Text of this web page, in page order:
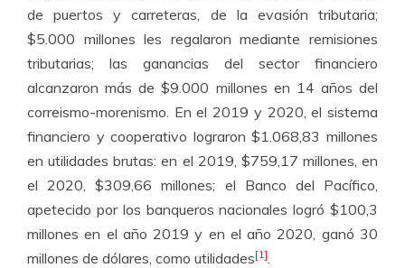
de puertos y carreteras, de la evasión tributaria;
$5.000 millones les regalaron mediante remisiones
tributarias; las ganancias del sector financiero
alcanzaron más de $9.000 millones en 14 años del
correismo-morenismo. En el 2019 y 2020, el sistema
financiero y cooperativo lograron $1.068,83 millones
en utilidades brutas: en el 2019, $759,17 millones, en
el 2020, $309,66 millones; el Banco del Pacífico,
apetecido por los banqueros nacionales logró $100,3
millones en el año 2019 y en el año 2020, ganó 30
millones de dólares, como utilidades[1]